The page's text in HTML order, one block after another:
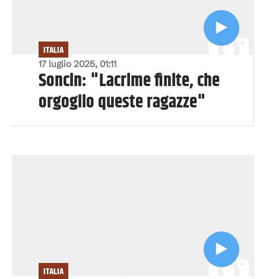
17 luglio 2025, 01:11
ITALIA
Soncin: "Lacrime finite, che
orgoglio queste ragazze"
ITALIA